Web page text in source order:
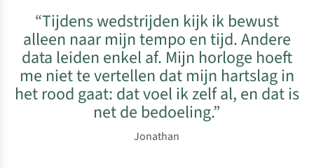
“Tijdens wedstrijden kijk ik bewust
alleen naar mijn tempo en tijd. Andere
data leiden enkel af. Mijn horloge hoeft
me niet te vertellen dat mijn hartslag in
het rood gaat: dat voel ik zelf al, en dat is
net de bedoeling.”
Jonathan